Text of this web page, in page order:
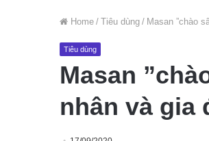
Home / Tiêu dùng / Masan ”chào
Tiêu dùng
Masan
nhân và gia